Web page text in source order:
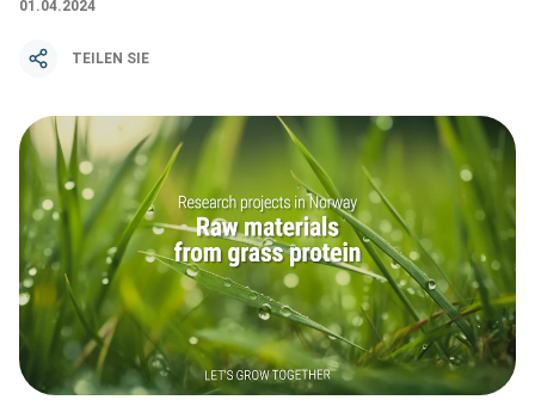
01.04.2024
TEILEN SIE